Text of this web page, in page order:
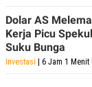
Dolar AS
Kerja Picu
Suku Bunga
Investasi | 6 Jam 1 Menit